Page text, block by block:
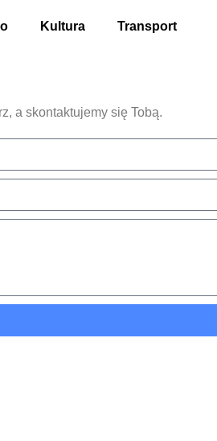
Kultura Transport
a skontaktujemy się Tobą.